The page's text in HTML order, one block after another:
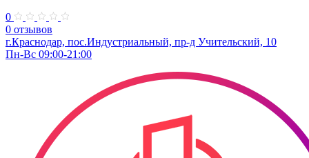
0
0 отзывов
г.Краснодар, пос.Индустриальный, пр-д Учительский, 10
Пн-Вс 09:00-21:00